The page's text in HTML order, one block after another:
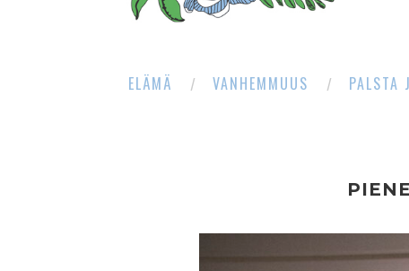
ELÄMÄ VANHEMMUUS PALSTA